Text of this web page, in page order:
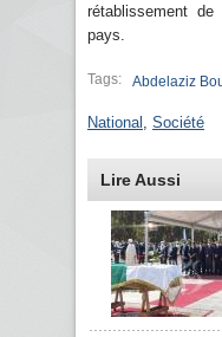
rétablissement
pays.
Tags: Abdelaziz
National Société
Lire Aussi